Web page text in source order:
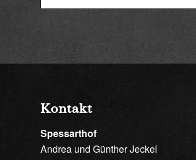
Kontakt
Spessarthof
Andrea und Günther Jeckel